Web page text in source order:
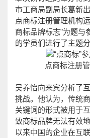
市工商局副局长葛新
点商标注册管理机构
商标品牌标志”为题与
的学员们进行了主题分
点商标注册
吴养怡向来宾分析了
挑战。他认为，传统
关键词的形式被用于
致商标品牌无法有效
以来中国的企业在互